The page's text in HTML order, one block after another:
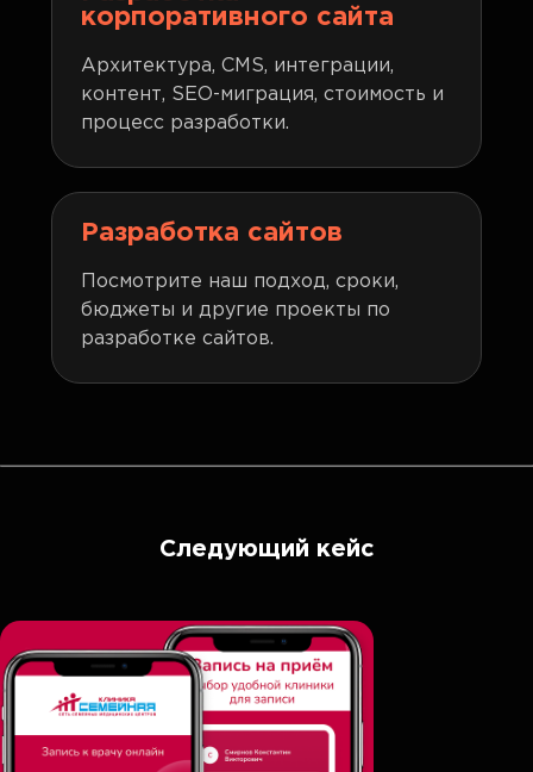
корпоративного сайта
Архитектура, CMS, интеграции,
контент, SEO-миграция, стоимость и
процесс разработки.
Разработка сайтов
Посмотрите наш подход, сроки,
бюджеты и другие проекты по
разработке сайтов.
Следующий кейс